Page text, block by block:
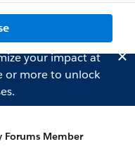
your impact at
or more to unlock
Forums Member